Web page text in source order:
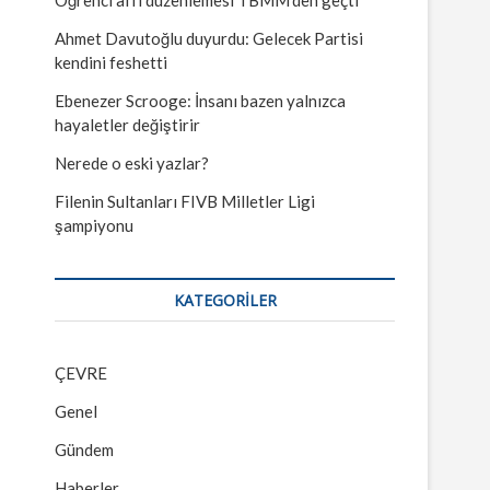
Ahmet Davutoğlu duyurdu: Gelecek Partisi
kendini feshetti
Ebenezer Scrooge: İnsanı bazen yalnızca
hayaletler değiştirir
Nerede o eski yazlar?
Filenin Sultanları FIVB Milletler Ligi
şampiyonu
KATEGORILER
ÇEVRE
Genel
Gündem